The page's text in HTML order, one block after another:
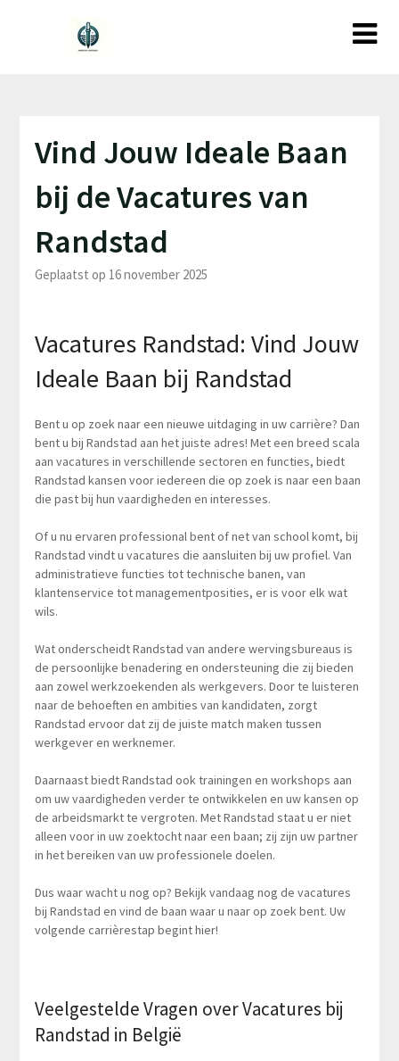
Vind Jouw Ideale Baan
bij de Vacatures van
Randstad
Geplaatst op 16 november 2025
Vacatures Randstad: Vind Jouw
Ideale Baan bij Randstad
Bent u op zoek naar een nieuwe uitdaging in uw carrière? Dan
bent u bij Randstad aan het juiste adres! Met een breed scala
aan vacatures in verschillende sectoren en functies, biedt
Randstad kansen voor iedereen die op zoek is naar een baan
die past bij hun vaardigheden en interesses.
Of u nu ervaren professional bent of net van school komt, bij
Randstad vindt u vacatures die aansluiten bij uw profiel. Van
administratieve functies tot technische banen, van
klantenservice tot managementposities, er is voor elk wat
wils.
Wat onderscheidt Randstad van andere wervingsbureaus is
de persoonlijke benadering en ondersteuning die zij bieden
aan zowel werkzoekenden als werkgevers. Door te luisteren
naar de behoeften en ambities van kandidaten, zorgt
Randstad ervoor dat zij de juiste match maken tussen
werkgever en werknemer.
Daarnaast biedt Randstad ook trainingen en workshops aan
om uw vaardigheden verder te ontwikkelen en uw kansen op
de arbeidsmarkt te vergroten. Met Randstad staat u er niet
alleen voor in uw zoektocht naar een baan; zij zijn uw partner
in het bereiken van uw professionele doelen.
Dus waar wacht u nog op? Bekijk vandaag nog de vacatures
bij Randstad en vind de baan waar u naar op zoek bent. Uw
volgende carrièrestap begint hier!
Veelgestelde Vragen over Vacatures bij
Randstad in België